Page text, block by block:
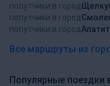
попутчики в город
попутчики в город
попутчики в город
Все маршруты из
Популярные поездки